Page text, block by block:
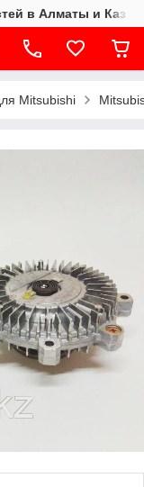
в Алматы и
Mitsubishi